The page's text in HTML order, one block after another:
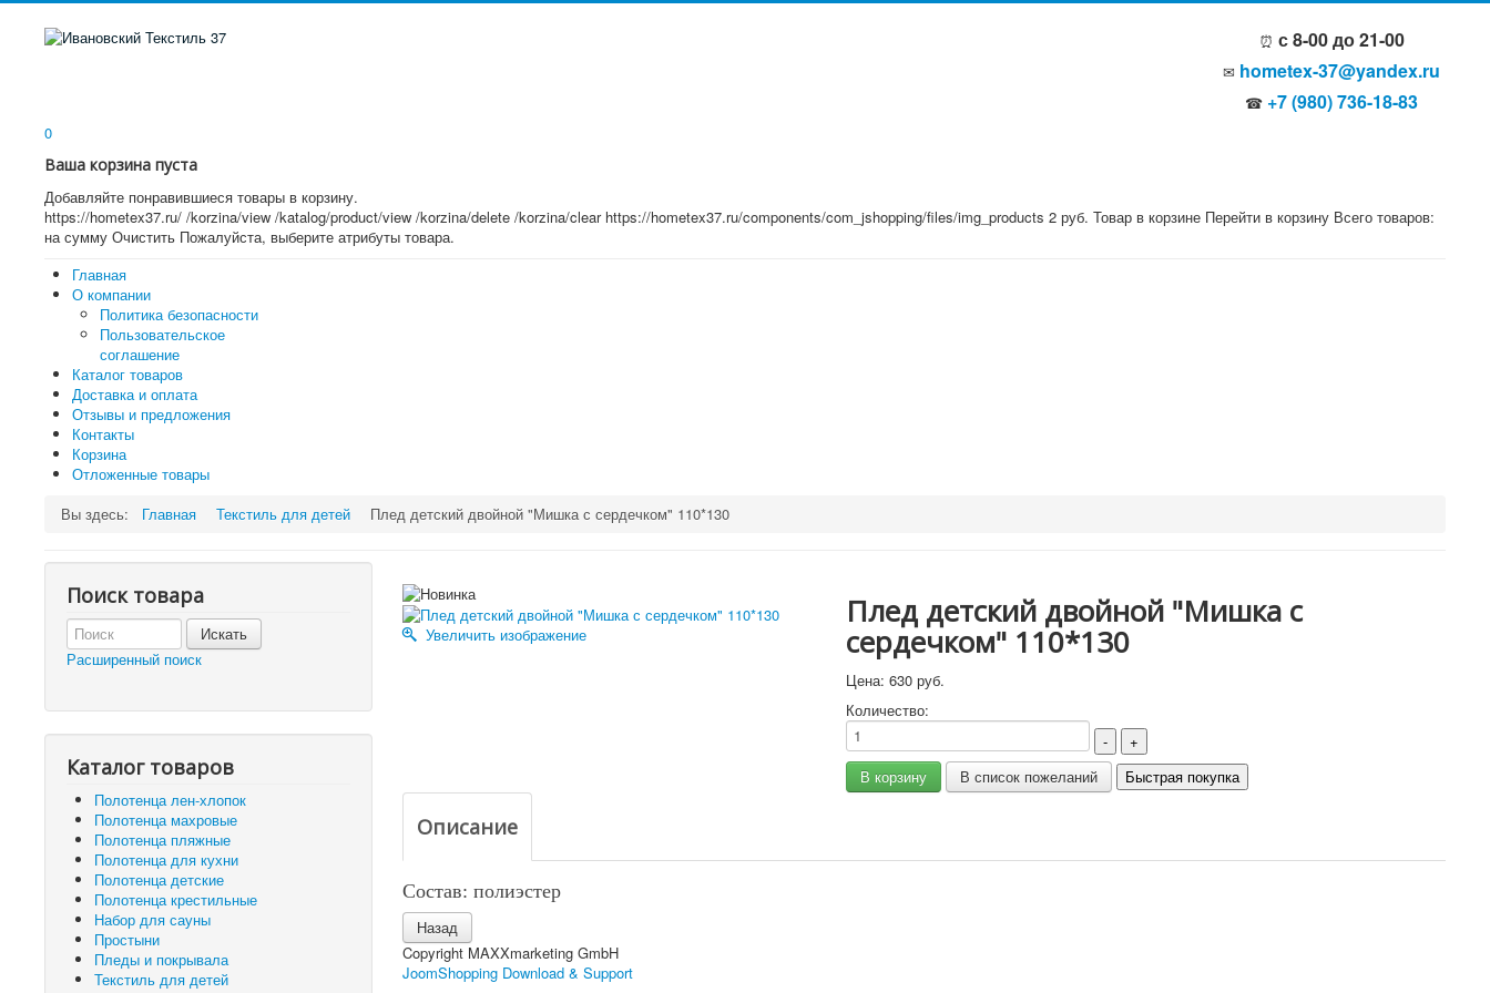
⏰ с 8-00 до 21-00
✉ hometex-37@yandex.ru
☎ +7 (980) 736-18-83
0
Ваша корзина пуста
Добавляйте понравившиеся товары в корзину.
https://hometex37.ru/ /korzina/view /katalog/product/view /korzina/delete /korzina/clear https://hometex37.ru/components/com_jshopping/files/img_products 2 руб. Товар в корзине Перейти в корзину Всего товаров:
на сумму Очистить Пожалуйста, выберите атрибуты товара.
Главная
О компании
Политика безопасности
Пользовательское
соглашение
Каталог товаров
Доставка и оплата
Отзывы и предложения
Контакты
Корзина
Отложенные товары
Вы здесь:
Главная Текстиль для детей Плед детский двойной "Мишка с сердечком" 110*130
Поиск товара
Расширенный поиск
Каталог товаров
Полотенца лен-хлопок
Полотенца махровые
Полотенца пляжные
Полотенца для кухни
Полотенца детские
Полотенца крестильные
Набор для сауны
Простыни
Пледы и покрывала
Текстиль для детей
Увеличить изображение
Плед детский двойной "Мишка с
сердечком" 110*130
Цена:630 руб.
Количество:
Описание
Состав: полиэстер
Copyright MAXXmarketing GmbH
JoomShopping Download & Support